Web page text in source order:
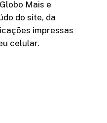
Mais e
do site, da
impressas
celular.